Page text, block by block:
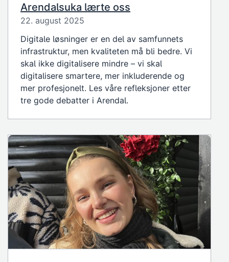
Arendalsuka lærte oss
22. august 2025
Digitale løsninger er en del av samfunnets
infrastruktur, men kvaliteten må bli bedre. Vi
skal ikke digitalisere mindre – vi skal
digitalisere smartere, mer inkluderende og
mer profesjonelt. Les våre refleksjoner etter
tre gode debatter i Arendal.